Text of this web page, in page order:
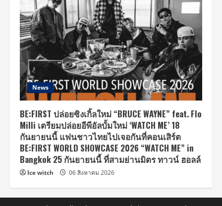
News
BE:FIRST ปล่อยซิงเกิ้ลใหม่ “BRUCE WAYNE” feat. Flo
Milli เตรียมปล่อยอีพีอัลบั้มใหม่ ‘WATCH ME’ 18
กันยายนนี้ แฟนชาวไทยไปเจอกันที่คอนเสิร์ต
BE:FIRST WORLD SHOWCASE 2026 “WATCH ME” in
Bangkok 25 กันยายนนี้ ที่สามย่านมิตร ทาวน์ ฮอลล์
Ice witch 06 สิงหาคม 2026